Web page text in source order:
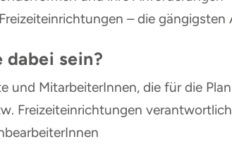
– die
dabei sein?
und MitarbeiterInnen, die für die
Freizeiteinrichtungen